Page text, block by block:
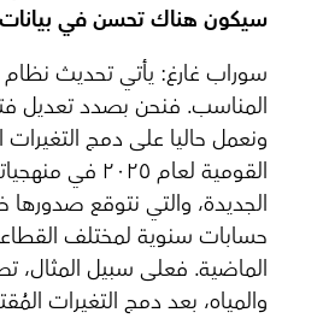
سيكون هناك تحسن في بيانات
سوراب غارغ: يأتي تحديث
المناسب. فنحن بصدد تعديل
ونعمل حاليا على دمج
القومية لعام
الجديدة، والتي نتوقع صدورها
حسابات سنوية لمختلف
الماضية. فعلى سبيل المثال،
والمياه، بعد دمج التغيرات